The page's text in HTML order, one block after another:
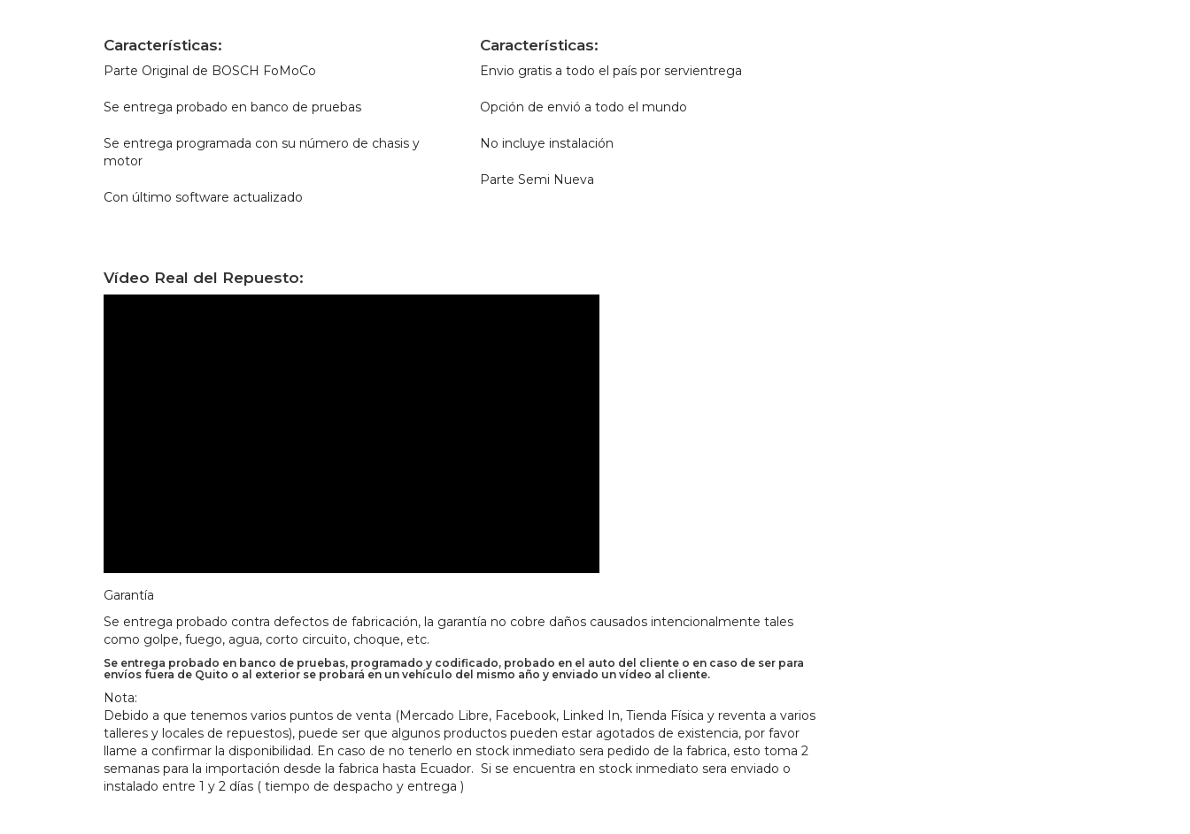
Características:
Parte Original de BOSCH FoMoCo
Se entrega probado en banco de pruebas
Se entrega programada con su número de chasis y
motor
Con último software actualizado
Características:
Envio gratis a todo el país por servientrega
Opción de envió a todo el mundo
No incluye instalación
Parte Semi Nueva
Vídeo Real del Repuesto:
Garantía
Se entrega probado contra defectos de fabricación, la garantía no cobre daños causados intencionalmente tales
como golpe, fuego, agua, corto circuito, choque, etc.
Se entrega probado en banco de pruebas, programado y codificado, probado en el auto del cliente o en caso de ser para
envíos fuera de Quito o al exterior se probará en un vehículo del mismo año y enviado un vídeo al cliente.
Nota:
Debido a que tenemos varios puntos de venta (Mercado Libre, Facebook, Linked In, Tienda Física y reventa a varios
talleres y locales de repuestos), puede ser que algunos productos pueden estar agotados de existencia, por favor
llame a confirmar la disponibilidad. En caso de no tenerlo en stock inmediato sera pedido de la fabrica, esto toma 2
semanas para la importación desde la fabrica hasta Ecuador. Si se encuentra en stock inmediato sera enviado o
instalado entre 1 y 2 días ( tiempo de despacho y entrega )